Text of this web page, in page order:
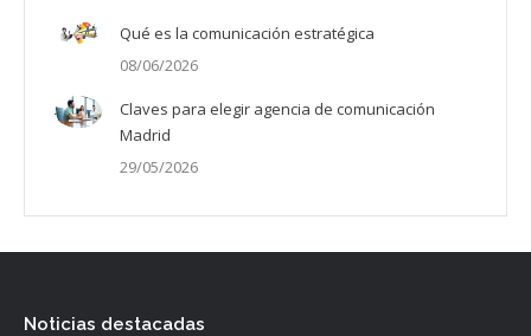
Qué es la comunicación estratégica
08/06/2026
Claves para elegir agencia de comunicación
Madrid
29/05/2026
Noticias destacadas